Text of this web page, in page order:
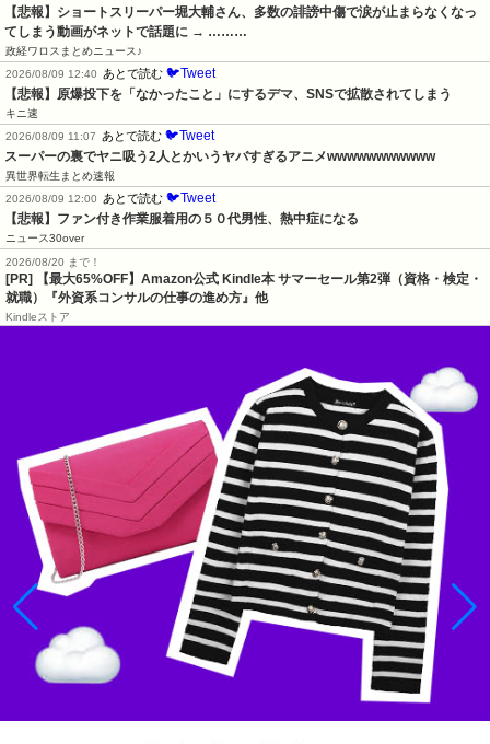
【悲報】ショートスリーパー堀大輔さん、多数の誹謗中傷で涙が止まらなくなっ
てしまう動画がネットで話題に → ………
政経ワロスまとめニュース♪
2026/08/09 12:40
あとで読む 🐦Tweet
【悲報】原爆投下を「なかったこと」にするデマ、SNSで拡散されてしまう
キニ速
2026/08/09 11:07
あとで読む 🐦Tweet
スーパーの裏でヤニ吸う2人とかいうヤバすぎるアニメwwwwwwwwwww
異世界転生まとめ速報
2026/08/09 12:00
あとで読む 🐦Tweet
【悲報】ファン付き作業服着用の５０代男性、熱中症になる
ニュース30over
2026/08/20 まで！
[PR]
【最大65%OFF】Amazon公式 Kindle本 サマーセール第2弾（資格・検定・
就職）『外資系コンサルの仕事の進め方』他
Kindleストア